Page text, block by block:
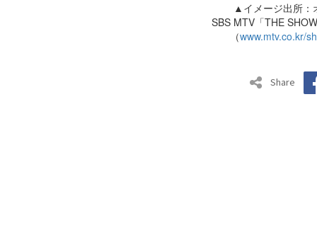
▲イメージ出所：
SBS MTV「THE
（www.mtv.co.kr/
Share